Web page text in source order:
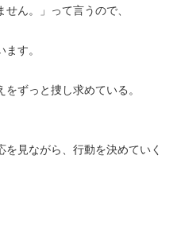
ん。」って言うので、
す。
ずっと捜し求めている。
見ながら、行動を決めていく